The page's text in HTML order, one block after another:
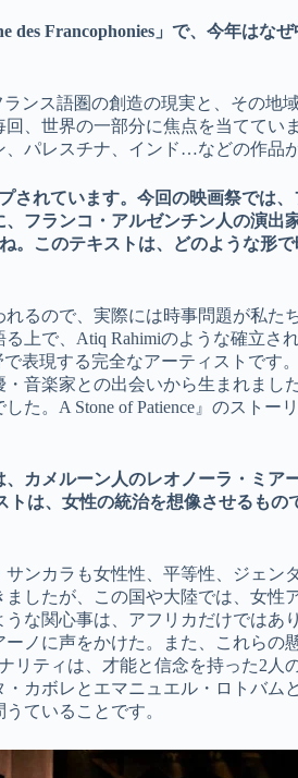
des Francophonies」で、今年はな
ランス語圏の創造の現実と、その地
、世界の一部分に焦点を当ててい
パレスチナ、インド…などの作品
されています。今回の映画祭では
フランコ・アルゼンチン人の演出
。このテキストは、どのような形
るので、実際には時事問題が私た
上で、Atiq Rahimiのような確立さ
表現する完全なアーティストです
音楽家との出会いから生まれまし
た。A Stone of Patience』のストー
カメルーン人のレオノーラ・ミア
は、女性の統治を想像させるもの
ンカラも女性性、平等性、ジェン
したが、この国や大陸では、女性
な関心事は、アフリカだけではあ
ノに声をかけた。また、これらの
リティは、才能と信念を持った2人
カボレとエマニュエル・ロトバム
ていることです。